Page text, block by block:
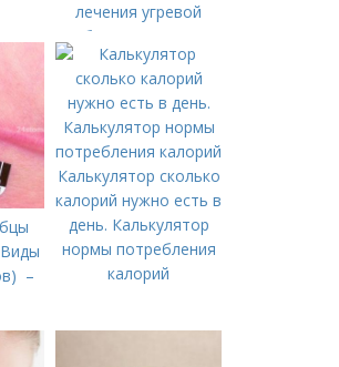
лечения угревой
болезни (акне)
–
Калькулятор сколько
калорий нужно есть в
день. Калькулятор
нормы потребления
калорий